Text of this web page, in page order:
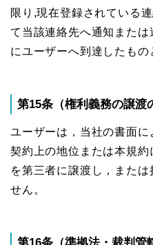
限り,現在登録されている
て当該連絡先へ通知また
にユーザーへ到達したもの
第15条（権利義務の譲渡
ユーザーは，当社の書面に
契約上の地位または本規
を第三者に譲渡し，また
せん。